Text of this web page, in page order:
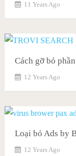
11 Years Ago
Cách gỡ bỏ
12 Years Ago
Loại bỏ Ads by
12 Years Ago